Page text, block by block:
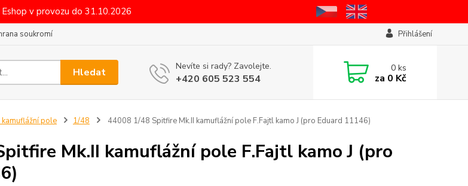
Eshop v provozu do 31.10.2026
soukromí Přihlášení
Hledat Nevíte si rady? Zavolejte.
+420 605 523 554
0ks
za 0 Kč
kamuflážní pole 1/48 44008 1/48 Spitfire Mk.II kamuflážní pole F.Fajtl kamo J (pro Eduard 11146)
Mk.II kamuflážní pole F.Fajtl kamo J (pro